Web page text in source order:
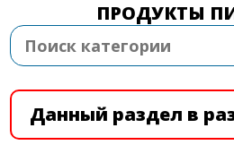
ПРОДУКТЫ
Данный раздел в